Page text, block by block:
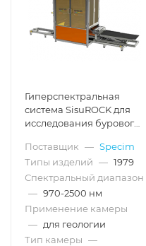
Гиперспектральная
система SisuROCK для
исследования бурового
Поставщик — Specim
Типы изделий — 1979
Спектральный диапазон
— 970-2500 нм
Применение камеры
— для геологии
Тип камеры —